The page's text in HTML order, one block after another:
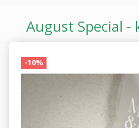
August Special
-10%